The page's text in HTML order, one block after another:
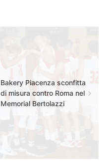
Bakery Piacenza sconfitta
di misura contro Roma nel
Memorial Bertolazzi